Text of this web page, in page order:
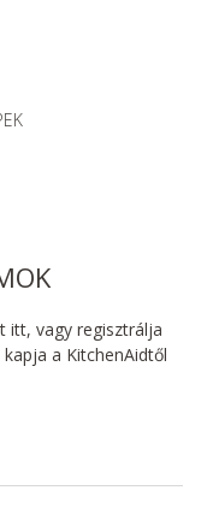
itt, vagy regisztrálja
a KitchenAidtől